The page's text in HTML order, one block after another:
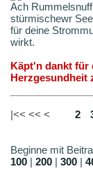
Ach
stürmischewr
für deine
wirkt.
Käpt'n dankt für
Herzgesundheit
|<< << < 2
Beginne mit
100 | 200 | 300 |